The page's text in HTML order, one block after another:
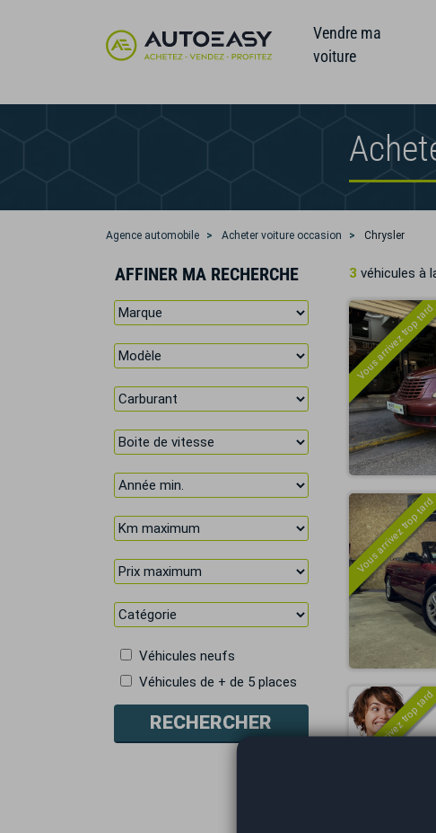
Vendre ma
voiture
Agence automobile Acheter voiture occasion Chrysler
AFFINER MA RECHERCHE
Véhicules neufs
Véhicules de + de 5 places
3 véhicules à
Vous arrivez trop tard
Vous arrivez trop tard
Vous arrivez trop tard